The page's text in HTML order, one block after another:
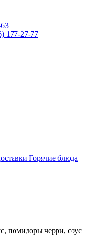
177-27-77
Горячие блюда
помидоры черри, соус